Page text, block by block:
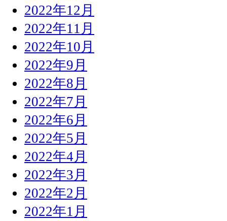
2022年12月
2022年11月
2022年10月
2022年9月
2022年8月
2022年7月
2022年6月
2022年5月
2022年4月
2022年3月
2022年2月
2022年1月